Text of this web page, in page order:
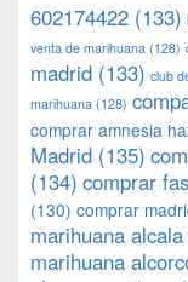
602174422 (133)
venta de marihuana (128)
madrid (133) club
marihuana (128)
comprar amnesia
Madrid (135)
(134) comprar
(130) comprar
marihuana
marihuana